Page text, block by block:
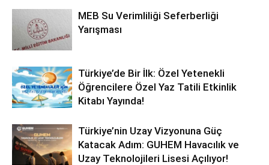
MEB Su Verimliliği Seferberliği
Yarışması
Türkiye’de Bir İlk: Özel Yetenekli
Öğrencilere Özel Yaz Tatili Etkinlik
Kitabı Yayında!
Türkiye’nin Uzay Vizyonuna Güç
Katacak Adım: GUHEM Havacılık ve
Uzay Teknolojileri Lisesi Açılıyor!